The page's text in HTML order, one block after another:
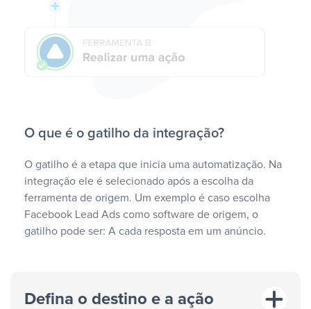
O que é o gatilho da integração?
O gatilho é a etapa que inicia uma automatização. Na
integração ele é selecionado após a escolha da
ferramenta de origem. Um exemplo é caso escolha
Facebook Lead Ads como software de origem, o
gatilho pode ser: A cada resposta em um anúncio.
Defina o destino e a ação